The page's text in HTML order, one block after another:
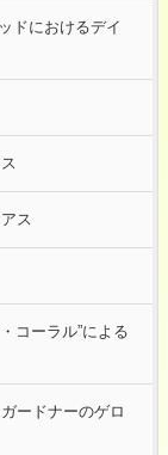
ドにおけるデイ
ス
コーラル”による
ードナーのゲロ